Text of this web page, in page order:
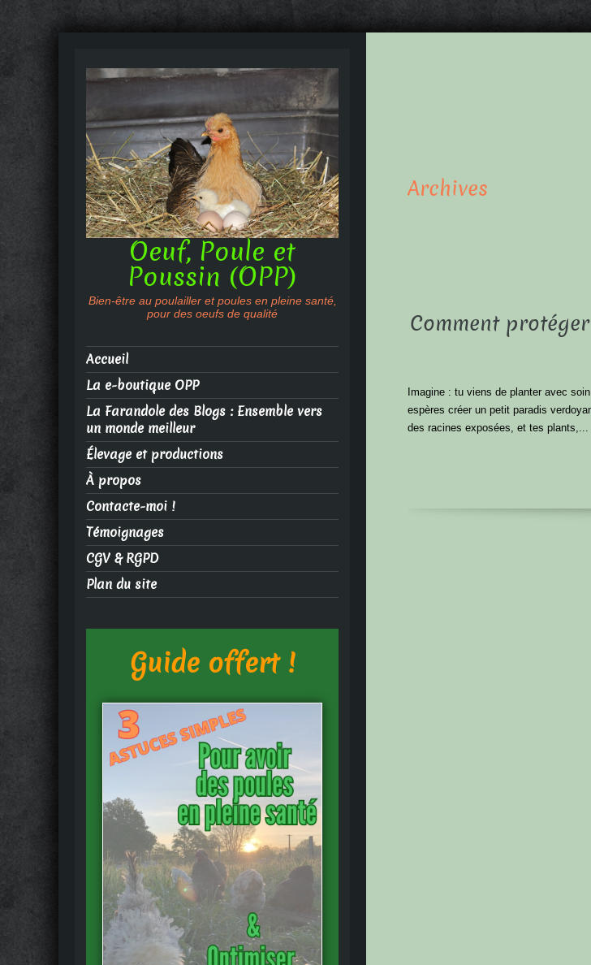
Archives
Comment
Imagine : tu viens de planter avec
espères créer un petit paradis
des racines exposées, et tes plants,...
Oeuf, Poule et
Poussin (OPP)
Bien-être au poulailler et poules en pleine santé,
pour des oeufs de qualité
Accueil
La e-boutique OPP
La Farandole des Blogs : Ensemble vers
un monde meilleur
Élevage et productions
À propos
Contacte-moi !
Témoignages
CGV & RGPD
Plan du site
Guide offert !